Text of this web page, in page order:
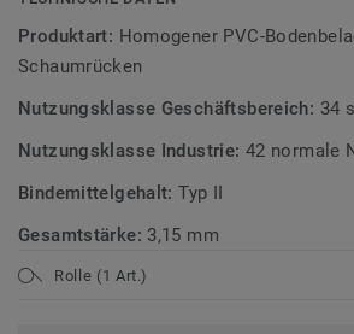
Teil unsererTarkett Circular Selection,
nachhaltigen und kreislauffähigen
Gebrauch.
Homogene Bodenbeläge
Produktart: Homogener PVC-
Schaumrücken
Nutzungsklasse Geschäftsbereich: 34
Nutzungsklasse Industrie: 42 normale
Bindemittelgehalt:Typ II
Gesamtstärke: 3,15 mm
Rolle (1 Art.)